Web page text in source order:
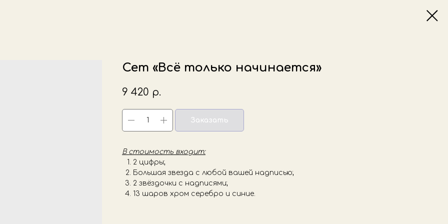
Сет «Всё только начинается»
9 420 р.
Заказать
В стоимость входит:
2 цифры;
Большая звезда с любой вашей надписью;
2 звёздочки с надписями;
13 шаров хром серебро и синие.